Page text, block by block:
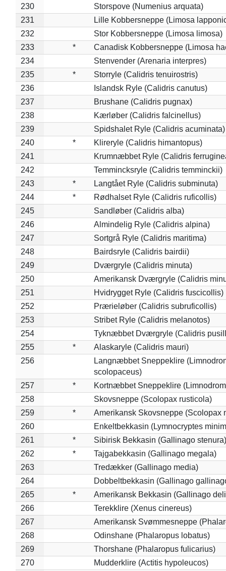
230
Storspove (Numenius arquata)
231
Lille Kobbersneppe (Limosa
232
Stor Kobbersneppe (Limosa limosa)
233
*
Canadisk Kobbersneppe (Limosa
234
Stenvender (Arenaria interpres)
235
*
Storryle (Calidris tenuirostris)
236
Islandsk Ryle (Calidris canutus)
237
Brushane (Calidris pugnax)
238
Kærløber (Calidris falcinellus)
239
Spidshalet Ryle (Calidris acuminata)
240
*
Klireryle (Calidris himantopus)
241
Krumnæbbet Ryle (Calidris
242
Temmincksryle (Calidris temminckii)
243
*
Langtået Ryle (Calidris subminuta)
244
*
Rødhalset Ryle (Calidris ruficollis)
245
Sandløber (Calidris alba)
246
Almindelig Ryle (Calidris alpina)
247
Sortgrå Ryle (Calidris maritima)
248
Bairdsryle (Calidris bairdii)
249
Dværgryle (Calidris minuta)
250
Amerikansk Dværgryle (Calidris
251
Hvidrygget Ryle (Calidris fuscicollis)
252
Prærieløber (Calidris subruficollis)
253
Stribet Ryle (Calidris melanotos)
254
Tyknæbbet Dværgryle (Calidris
255
*
Alaskaryle (Calidris mauri)
256
Langnæbbet Sneppeklire
scolopaceus)
257
*
Kortnæbbet Sneppeklire
258
Skovsneppe (Scolopax rusticola)
259
*
Amerikansk Skovsneppe (Scolopax
260
Enkeltbekkasin (Lymnocryptes
261
*
Sibirisk Bekkasin (Gallinago stenura)
262
*
Tajgabekkasin (Gallinago megala)
263
Tredækker (Gallinago media)
264
Dobbeltbekkasin (Gallinago
265
*
Amerikansk Bekkasin (Gallinago
266
Terekklire (Xenus cinereus)
267
Amerikansk Svømmesneppe
268
Odinshane (Phalaropus lobatus)
269
Thorshane (Phalaropus fulicarius)
270
Mudderklire (Actitis hypoleucos)